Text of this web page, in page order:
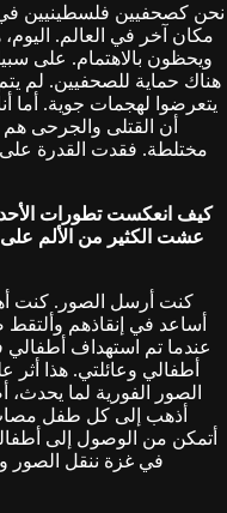
نحن كصحفيين فلسطينيين
مكان آخر في العالم.
ويحظون بالاهتمام. على
هناك حماية للصحفيين. لم
يتعرضوا لهجمات جوية. أما
أن القتلى والجرحى
مختلطة. فقدت القدرة
عشت الكثير من الألم على
كنت أرسل الصور. كنت
عندما تم استهداف
أطفالي وعائلتي. هذا
الصور الفورية لما
أذهب إلى كل طفل
أتمكن من الوصول إلى
في غزة ننقل الصور